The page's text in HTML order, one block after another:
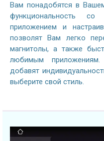
Вам понадобятся в
функциональность со
приложением и
позволят Вам легко
магнитолы, а также
любимым
добавят
выберите свой стиль.